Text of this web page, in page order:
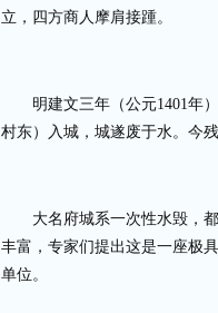
立，四方商人摩肩接踵。
明建文三年（公元1401年
村东）入城，城遂废于水。今
大名府城系一次性水毁，
丰富，专家们提出这是一座极
单位。